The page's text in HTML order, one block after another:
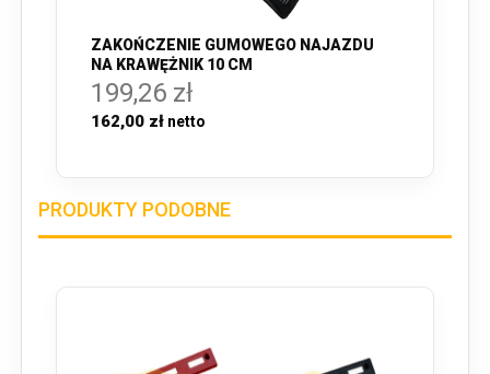
ZAKOŃCZENIE GUMOWEGO NAJAZDU
NA KRAWĘŻNIK 10 CM
199,26 zł
162,00 zł
PRODUKTY PODOBNE